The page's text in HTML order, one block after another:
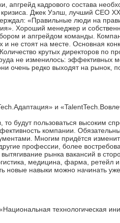
апгрейд кадрового состава
кризиса. Джек Уэлш, лучший СЕО
«Правильные люди на
Хороший менеджер и
и апгрейдом команды.
и не стоят на месте. Основная
крутых директоров по
не изменилось: эффективных
очень редко выходят на рынок,
и
то будут пользоваться высоким
компании.
Многим придётся
профессии, более
рынка вакансий в
медицина, фарма, ретейл
новые навыки можно начинать
технологическая